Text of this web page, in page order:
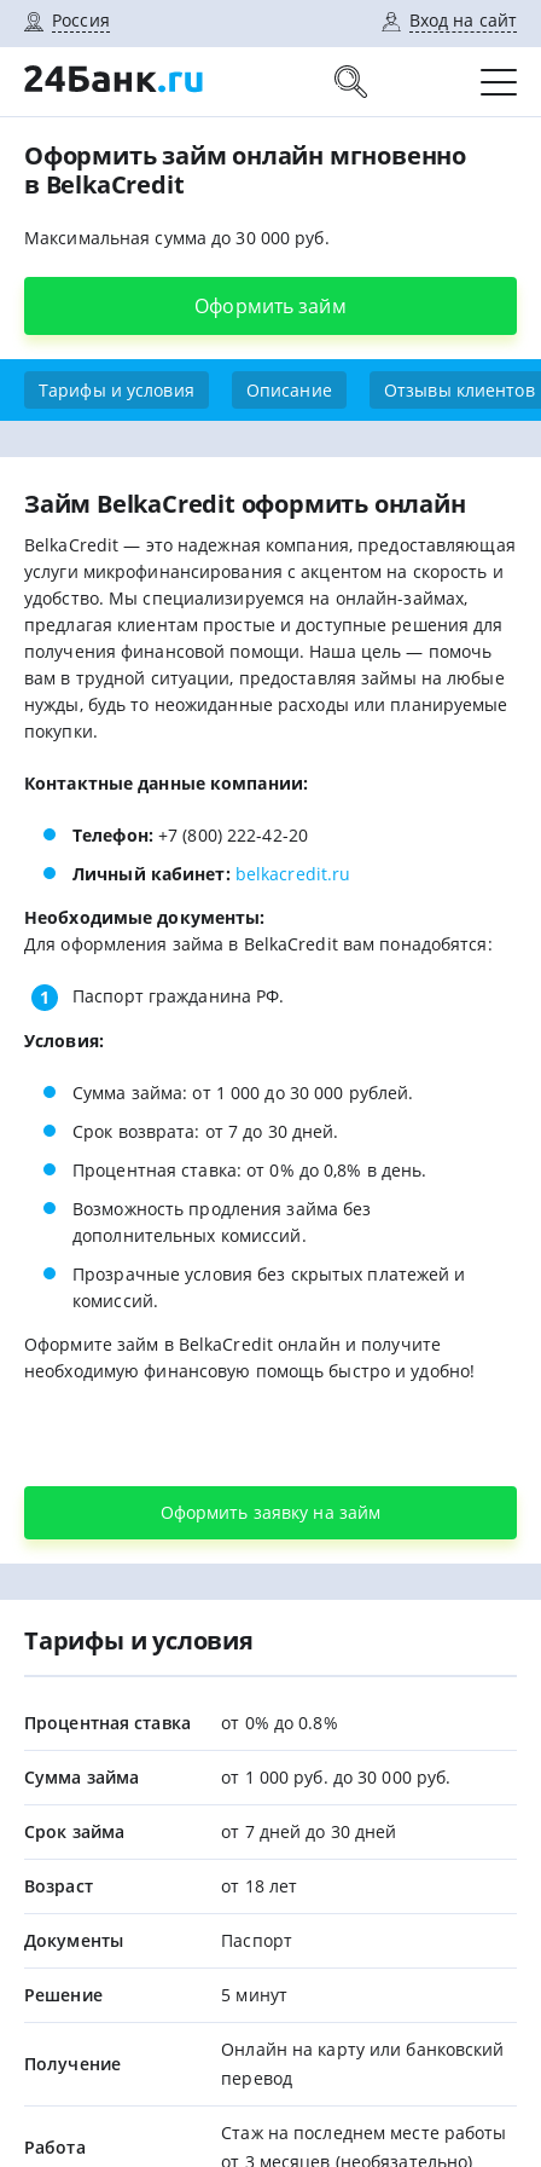
Россия Вход на сайт
Оформить займ онлайн мгновенно
в BelkaCredit
Максимальная сумма до 30 000 руб.
Оформить займ
Тарифы и условия Описание Отзывы клиентов
Займ BelkaCredit оформить онлайн
BelkaCredit — это надежная компания, предоставляющая
услуги микрофинансирования с акцентом на скорость и
удобство. Мы специализируемся на онлайн-займах,
предлагая клиентам простые и доступные решения для
получения финансовой помощи. Наша цель — помочь
вам в трудной ситуации, предоставляя займы на любые
нужды, будь то неожиданные расходы или планируемые
покупки.
Контактные данные компании:
Телефон:+7 (800) 222-42-20
Личный кабинет: belkacredit.ru
Необходимые документы:
Для оформления займа в BelkaCredit вам понадобятся:
Паспорт гражданина РФ.
Условия:
Сумма займа: от 1 000 до 30 000 рублей.
Срок возврата: от 7 до 30 дней.
Процентная ставка: от 0% до 0,8% в день.
Возможность продления займа без
дополнительных комиссий.
Прозрачные условия без скрытых платежей и
комиссий.
Оформите займ в BelkaCredit онлайн и получите
необходимую финансовую помощь быстро и удобно!
Оформить заявку на займ
Тарифы и условия
Процентная ставка от 0% до 0.8%
Сумма займа от 1 000 руб. до 30 000 руб.
Срок займа от 7 дней до 30 дней
Возраст от 18 лет
Документы Паспорт
Решение 5 минут
Получение
Онлайн на карту или банковский
перевод
Работа
Стаж на последнем месте работы
от 3 месяцев (необязательно)